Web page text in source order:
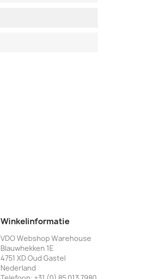
Winkelinformatie
VDO Webshop Warehouse
Blauwhekken 1E
4751 XD Oud Gastel
Nederland